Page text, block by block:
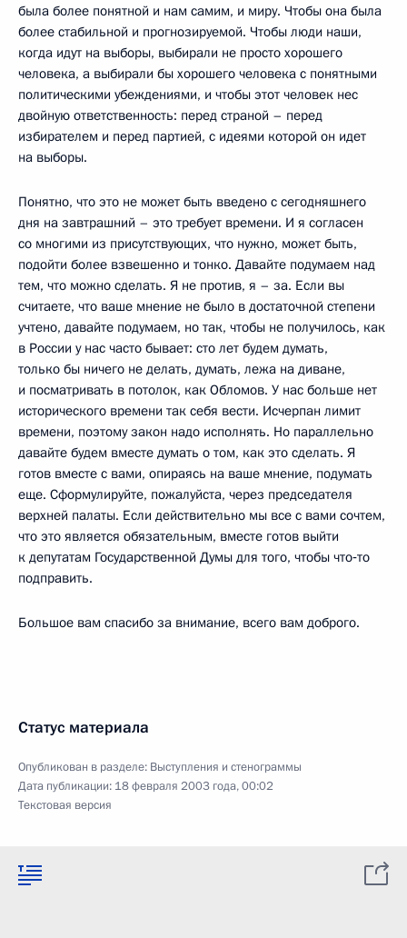
была более понятной и нам самим, и миру. Чтобы она была
более стабильной и прогнозируемой. Чтобы люди наши,
когда идут на выборы, выбирали не просто хорошего
человека, а выбирали бы хорошего человека с понятными
политическими убеждениями, и чтобы этот человек нес
двойную ответственность: перед страной – перед
избирателем и перед партией, с идеями которой он идет
на выборы.
Понятно, что это не может быть введено с сегодняшнего
дня на завтрашний – это требует времени. И я согласен
со многими из присутствующих, что нужно, может быть,
подойти более взвешенно и тонко. Давайте подумаем над
тем, что можно сделать. Я не против, я – за. Если вы
считаете, что ваше мнение не было в достаточной степени
учтено, давайте подумаем, но так, чтобы не получилось, как
в России у нас часто бывает: сто лет будем думать,
только бы ничего не делать, думать, лежа на диване,
и посматривать в потолок, как Обломов. У нас больше нет
исторического времени так себя вести. Исчерпан лимит
времени, поэтому закон надо исполнять. Но параллельно
давайте будем вместе думать о том, как это сделать. Я
готов вместе с вами, опираясь на ваше мнение, подумать
еще. Сформулируйте, пожалуйста, через председателя
верхней палаты. Если действительно мы все с вами сочтем,
что это является обязательным, вместе готов выйти
к депутатам Государственной Думы для того, чтобы что‑то
подправить.
Большое вам спасибо за внимание, всего вам доброго.
Статус материала
Опубликован в разделе: Выступления и стенограммы
Дата публикации: 18 февраля 2003 года, 00:02
Текстовая версия